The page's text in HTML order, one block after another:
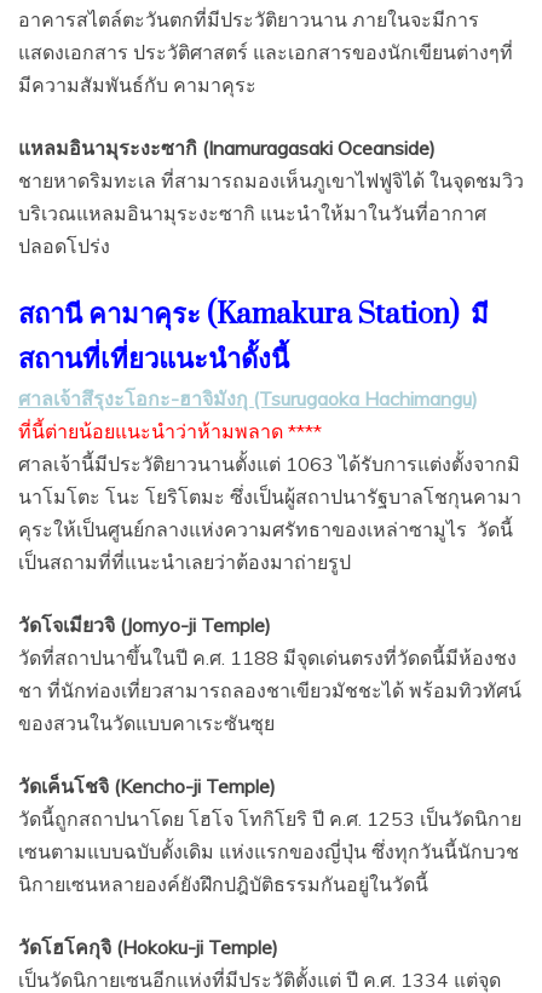
อาคารสไตล์ตะวันตกที่มีประวัติยาวนาน ภายในจะมีการ
แสดงเอกสาร ประวัติศาสตร์ และเอกสารของนักเขียนต่างๆที่
มีความสัมพันธ์กับ คามาคุระ
แหลมอินามุระงะซากิ (Inamuragasaki Oceanside)
ชายหาดริมทะเล ที่สามารถมองเห็นภูเขาไฟฟูจิได้ ในจุดชมวิว
บริเวณแหลมอินามุระงะซากิ แนะนำให้มาในวันที่อากาศ
ปลอดโปร่ง
สถานี คามาคุระ (KamakuraStation) มี
สถานที่เที่ยวแนะนำดั้งนี้
ศาลเจ้าสึรุงะโอกะ-ฮาจิมังกุ (Tsurugaoka Hachimangu)
ที่นี้ต่ายน้อยแนะนำว่าห้ามพลาด ****
ศาลเจ้านี้มีประวัติยาวนานตั้งแต่ 1063 ได้รับการแต่งตั้งจากมิ
นาโมโตะ โนะ โยริโตมะ ซึ่งเป็นผู้สถาปนารัฐบาลโชกุนคามา
คุระให้เป็นศูนย์กลางแห่งความศรัทธาของเหล่าซามูไร วัดนี้
เป็นสถามที่ที่แนะนำเลยว่าต้องมาถ่ายรูป
วัดโจเมียวจิ (Jomyo-ji Temple)
วัดที่สถาปนาขึ้นในปี ค.ศ. 1188 มีจุดเด่นตรงที่วัดดนี้มีห้องชง
ชา ที่นักท่องเที่ยวสามารถลองชาเขียวมัชชะได้ พร้อมทิวทัศน์
ของสวนในวัดแบบคาเระซันซุย
วัดเค็นโชจิ (Kencho-ji Temple)
วัดนี้ถูกสถาปนาโดย โฮโจ โทกิโยริ ปี ค.ศ. 1253 เป็นวัดนิกาย
เซนตามแบบฉบับดั้งเดิม แห่งแรกของญี่ปุ่น ซึ่งทุกวันนี้นักบวช
นิกายเซนหลายองค์ยังฝึกปฎิบัติธรรมกันอยู่ในวัดนี้
วัดโฮโคกุจิ (Hokoku-ji Temple)
เป็นวัดนิกายเซนอีกแห่งที่มีประวัติตั้งแต่ ปี ค.ศ. 1334 แต่จุด